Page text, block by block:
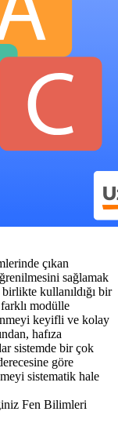
çıkan
sağlamak
kullanıldığı bir
modülle
keyifli ve kolay
hafıza
sistemde bir çok
göre
sistematik hale
Fen Bilimleri